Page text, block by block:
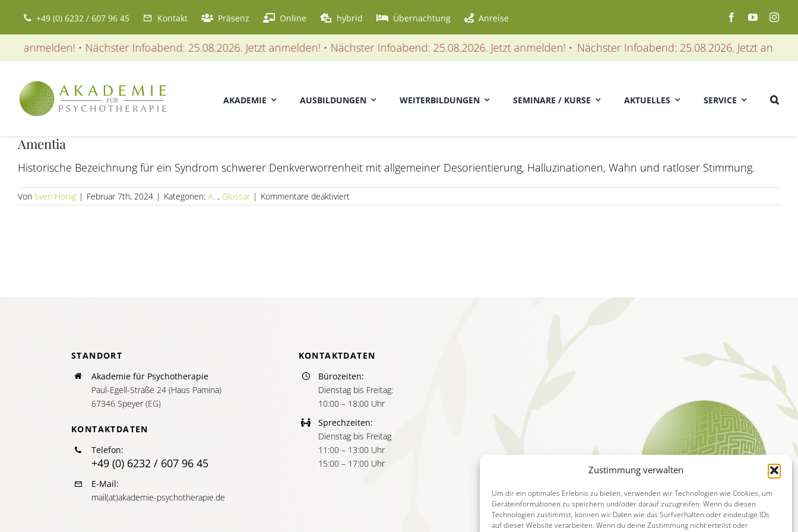
Zustimmung verwalten
Um dir ein optimales Erlebnis zu bieten, verwenden wir Technologien wie Cookies, um
Geräteinformationen zu speichern und/oder darauf zuzugreifen. Wenn du diesen
Technologien zustimmst, können wir Daten wie das Surfverhalten oder eindeutige IDs
auf dieser Website verarbeiten. Wenn du deine Zustimmung nicht erteilst oder
Inhalt
springen
+49 (0) 6232 / 607 96 45 Kontakt Präsenz Online hybrid Übernachtung Anreise
anmelden! • Nächster Infoabend: 25.08.2026. Jetzt anmelden! • Nächster Infoabend: 25.08.2026. Jetzt anmelden! • Nächster Infoabend: 25.08.2026. Jetzt
AKADEMIE AUSBILDUNGEN WEITERBILDUNGEN SEMINARE / KURSE AKTUELLES SERVICE
Amentia
Historische Bezeichnung für ein Syndrom schwerer Denkverworrenheit mit allgemeiner Desorientierung, Halluzinationen, Wahn und ratloser Stimmung.
Von Sven Hönig | Februar 7th, 2024 | Kategorien: A..., Glossar | Kommentare deaktiviertfür
Amentia
STANDORT
Akademie für Psychotherapie
Paul-Egell-Straße 24 (Haus Pamina)
67346 Speyer (EG)
KONTAKTDATEN
Telefon:
+49 (0) 6232 / 607 96 45
E-Mail:
mail(at)akademie-psychotherapie.de
KONTAKTDATEN
Bürozeiten:
Dienstag bis Freitag:
10:00 – 18:00 Uhr
Sprechzeiten:
Dienstag bis Freitag
11:00 – 13:00 Uhr
15:00 – 17:00 Uhr